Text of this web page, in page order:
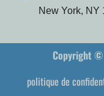
New York, NY
Copyright ©
politique de